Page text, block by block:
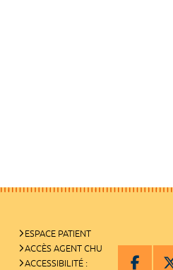
ESPACE PATIENT
ACCÈS AGENT CHU
ACCESSIBILITÉ :